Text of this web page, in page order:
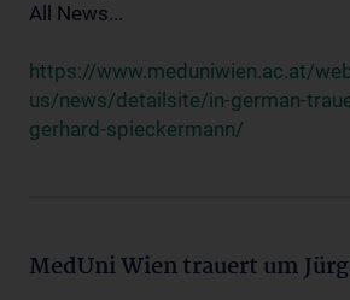
All News...
https://www.meduniwien.ac.at/
us/news/detailsite/in-german-
gerhard-spieckermann/
MedUni Wien trauert um